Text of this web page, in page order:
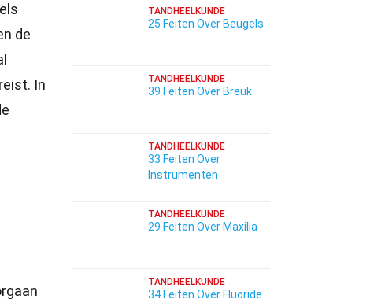
de
In
TANDHEELKUNDE
25 Feiten Over Beugels
TANDHEELKUNDE
39 Feiten Over Breuk
TANDHEELKUNDE
33 Feiten Over
Instrumenten
TANDHEELKUNDE
29 Feiten Over Maxilla
TANDHEELKUNDE
34 Feiten Over Fluoride